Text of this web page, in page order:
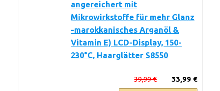
angereichert mit
Mikrowirkstoffe für mehr Glanz
-marokkanisches Arganöl &
Vitamin E) LCD-Display, 150-
230°C, Haarglätter S8550
33,99 €
39,99 €